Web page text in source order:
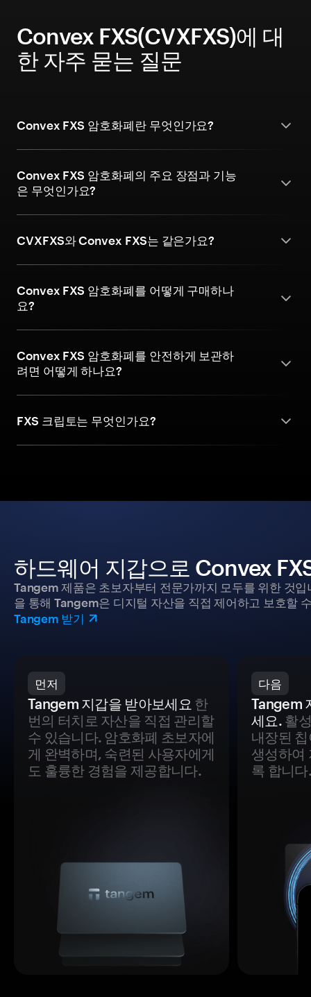
Convex FXS(CVXFXS)에 대
한 자주 묻는 질문
Convex FXS 암호화폐란 무엇인가요?
Convex FXS 암호화폐의 주요 장점과 기능
은 무엇인가요?
CVXFXS와 Convex FXS는 같은가요?
Convex FXS 암호화폐를 어떻게 구매하나
요?
Convex FXS 암호화폐를 안전하게 보관하
려면 어떻게 하나요?
FXS 크립토는 무엇인가요?
하드웨어 지갑으로 Convex
Tangem 제품은 초보자부터 전문가까지 모두를 위한 것
을 통해 Tangem은 디지털 자산을 직접 제어하고 보호할
Tangem 받기
먼저
Tangem 지갑을 받아보세요 한
번의 터치로 자산을 직접 관리할
수 있습니다. 암호화폐 초보자에
게 완벽하며, 숙련된 사용자에게
도 훌륭한 경험을 제공합니다.
다음
Tangem
세요.활
내장된
생성하여
록 합니다.